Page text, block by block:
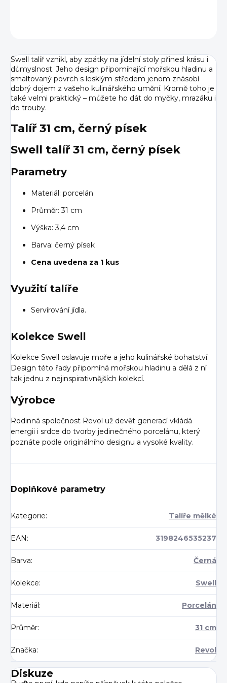
Swell talíř vznikl, aby zpátky na jídelní stoly přinesl krásu i
důmyslnost. Jeho design připomínající mořskou hladinu a
smaltovaný povrch s lesklým středem jenom znásobí
dobrý dojem z vašeho kulinářského umění. Kromě toho je
také velmi praktický – můžete ho dát do myčky, mrazáku i
do trouby.
Talíř 31 cm, černý písek
Swell talíř 31 cm, černý písek
Parametry
Materiál: porcelán
Průměr: 31 cm
Výška: 3,4 cm
Barva: černý písek
Cena uvedena za 1 kus
Využití talíře
Servírování jídla.
Kolekce Swell
Kolekce Swell oslavuje moře a jeho kulinářské bohatství.
Design této řady připomíná mořskou hladinu a dělá z ní
tak jednu z nejinspirativnějších kolekcí.
Výrobce
Rodinná společnost Revol už devět generací vkládá
energii i srdce do tvorby jedinečného porcelánu, který
poznáte podle originálního designu a vysoké kvality.
Doplňkové parametry
Kategorie: Talíře mělké
EAN: 3198246535237
Barva: Černá
Kolekce: Swell
Materiál: Porcelán
Průměr: 31 cm
Značka: Revol
Diskuze